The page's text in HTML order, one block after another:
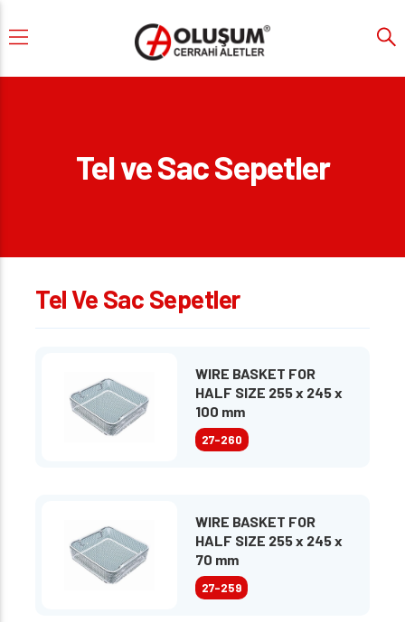
Tel ve Sac Sepetler
Tel Ve Sac Sepetler
WIRE BASKET FOR
HALF SIZE 255 x 245 x
100 mm
27-260
WIRE BASKET FOR
HALF SIZE 255 x 245 x
70 mm
27-259